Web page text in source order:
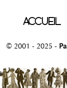
ACCUEIL
© 2001 - 2025 -